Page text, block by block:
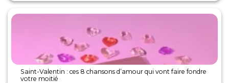
Saint-Valentin : ces 8 chansons d’amour qui vont faire fondre
votre moitié